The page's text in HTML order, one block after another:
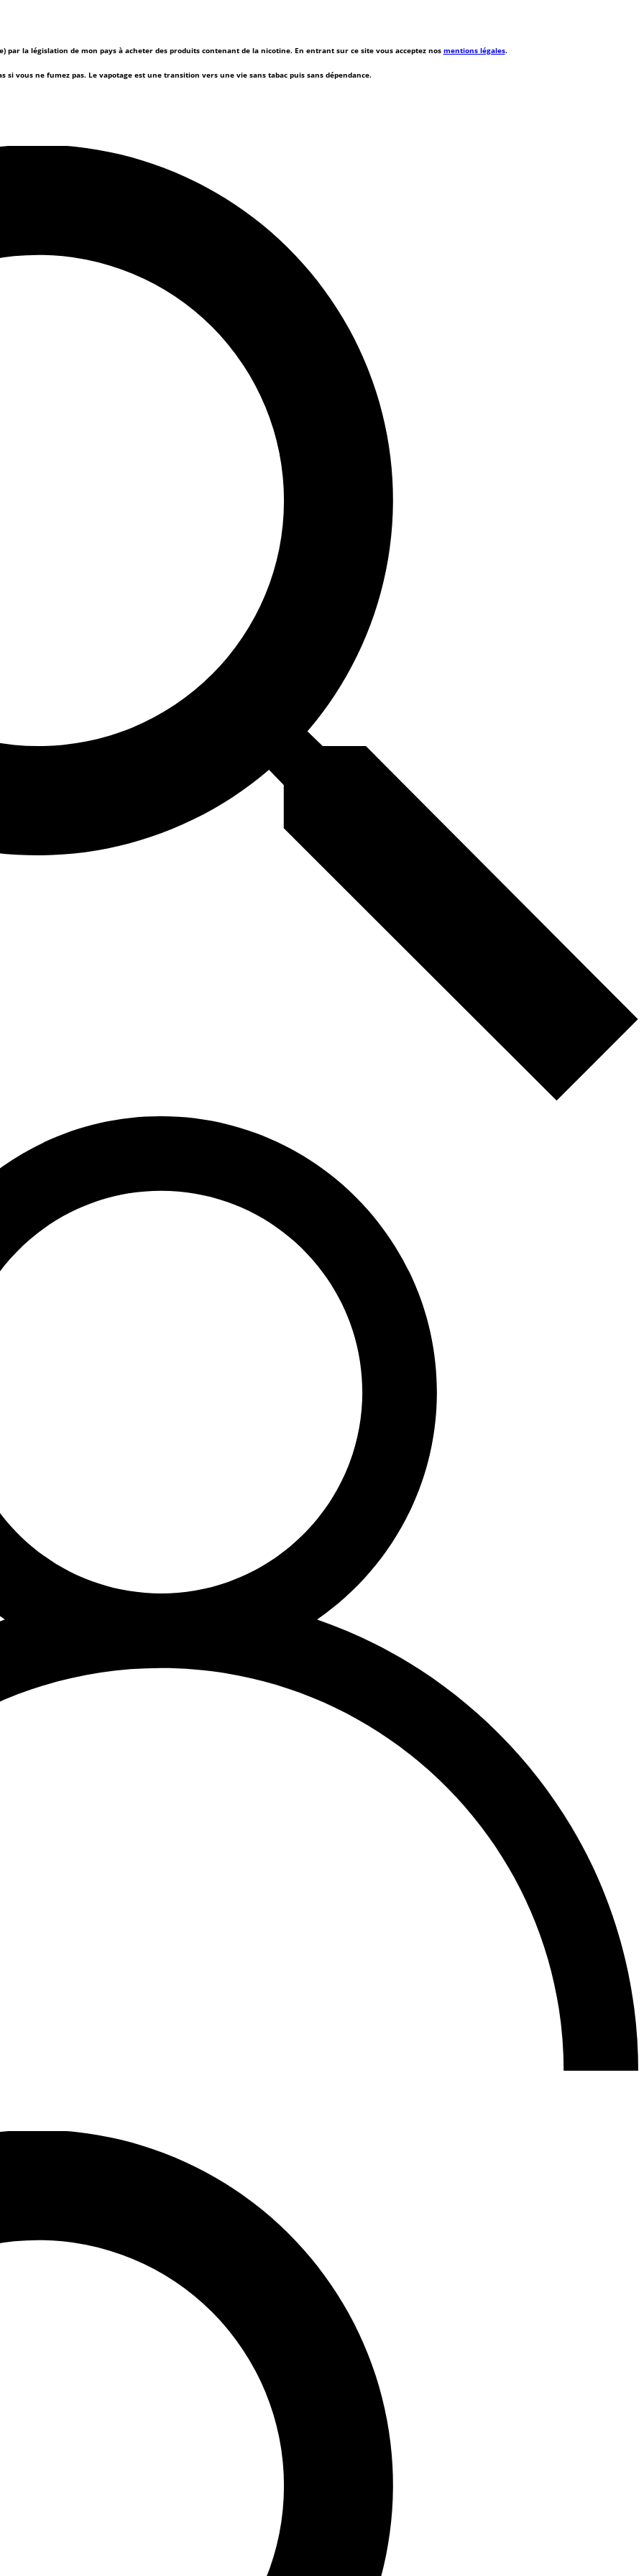
par la législation de mon pays à acheter des produits contenant de la nicotine. En entrant sur ce site vous acceptez nos mentions légales.
si vous ne fumez pas. Le vapotage est une transition vers une vie sans tabac puis sans dépendance.